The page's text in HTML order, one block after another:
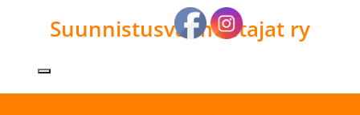
Suunnistusvalmentajat ry
Avaa/sulje valikko